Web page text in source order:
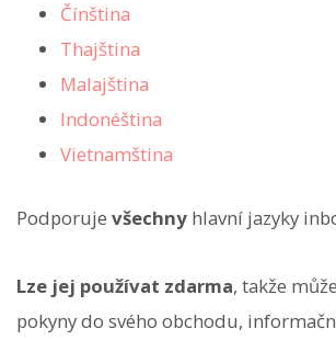
Čínština
Thajština
Malajština
Indonéština
Vietnamština
Podporuje všechny hlavní jazyky
Lze jej používat zdarma, takže
pokyny do svého obchodu,